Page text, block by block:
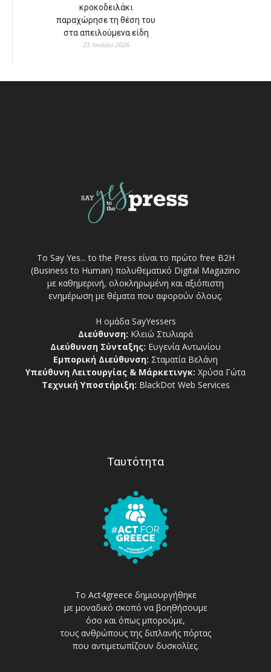
κροκοδειλάκι
παραχώρησε τη θέση του
στα απειλούμενα είδη
23 Ιουλίου 2026
Το Say Yes... to the Press είναι το πρώτο free Β2Η
(Business to Human) πολυθεματικό Digital Magazino
με καθημερινή, ολοκληρωμένη και αξιόπιστη
ενημέρωση με θέματα που αφορούν όλους.
Η ομάδα SayYessers
Διεύθυνση: Κλειώ Στυλιαρά
Διεύθυνση Σύνταξης: Ευγενία Αντωνίου
Εμπορική Διεύθυνση: Σταματία Βελάνη
Υπεύθυνη Λειτουργίας & Μάρκετινγκ: Χρύσα Γώτα
Τεχνική Υποστήριξη: BlackDot Web Services
Ταυτότητα
Το Act4greece δημιουργήθηκε
με μοναδικό σκοπό να βοηθήσουμε
όσο και όπως μπορούμε,
τους ανθρώπους της διπλανής πόρτας
που αντιμετωπίζουν δυσκολίες.